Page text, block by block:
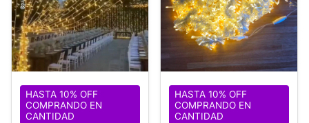
HASTA 10% OFF
COMPRANDO EN
CANTIDAD
HASTA 10% OFF
COMPRANDO EN
CANTIDAD